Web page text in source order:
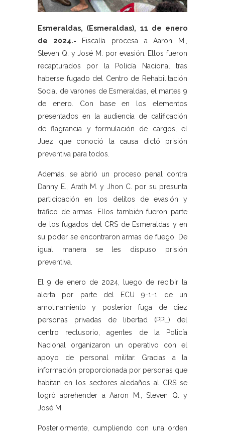
Esmeraldas, (Esmeraldas), 11 de enero
de 2024.- Fiscalía procesa a Aaron M.,
Steven Q. y José M. por evasión. Ellos fueron
recapturados por la Policía Nacional tras
haberse fugado del Centro de Rehabilitación
Social de varones de Esmeraldas, el martes 9
de enero. Con base en los elementos
presentados en la audiencia de calificación
de flagrancia y formulación de cargos, el
Juez que conoció la causa dictó prisión
preventiva para todos.
Además, se abrió un proceso penal contra
Danny E., Arath M. y Jhon C. por su presunta
participación en los delitos de evasión y
tráfico de armas. Ellos también fueron parte
de los fugados del CRS de Esmeraldas y en
su poder se encontraron armas de fuego. De
igual manera se les dispuso prisión
preventiva.
El 9 de enero de 2024, luego de recibir la
alerta por parte del ECU 9-1-1 de un
amotinamiento y posterior fuga de diez
personas privadas de libertad (PPL) del
centro reclusorio, agentes de la Policía
Nacional organizaron un operativo con el
apoyo de personal militar. Gracias a la
información proporcionada por personas que
habitan en los sectores aledaños al CRS se
logró aprehender a Aaron M., Steven Q. y
José M.
Posteriormente, cumpliendo con una orden